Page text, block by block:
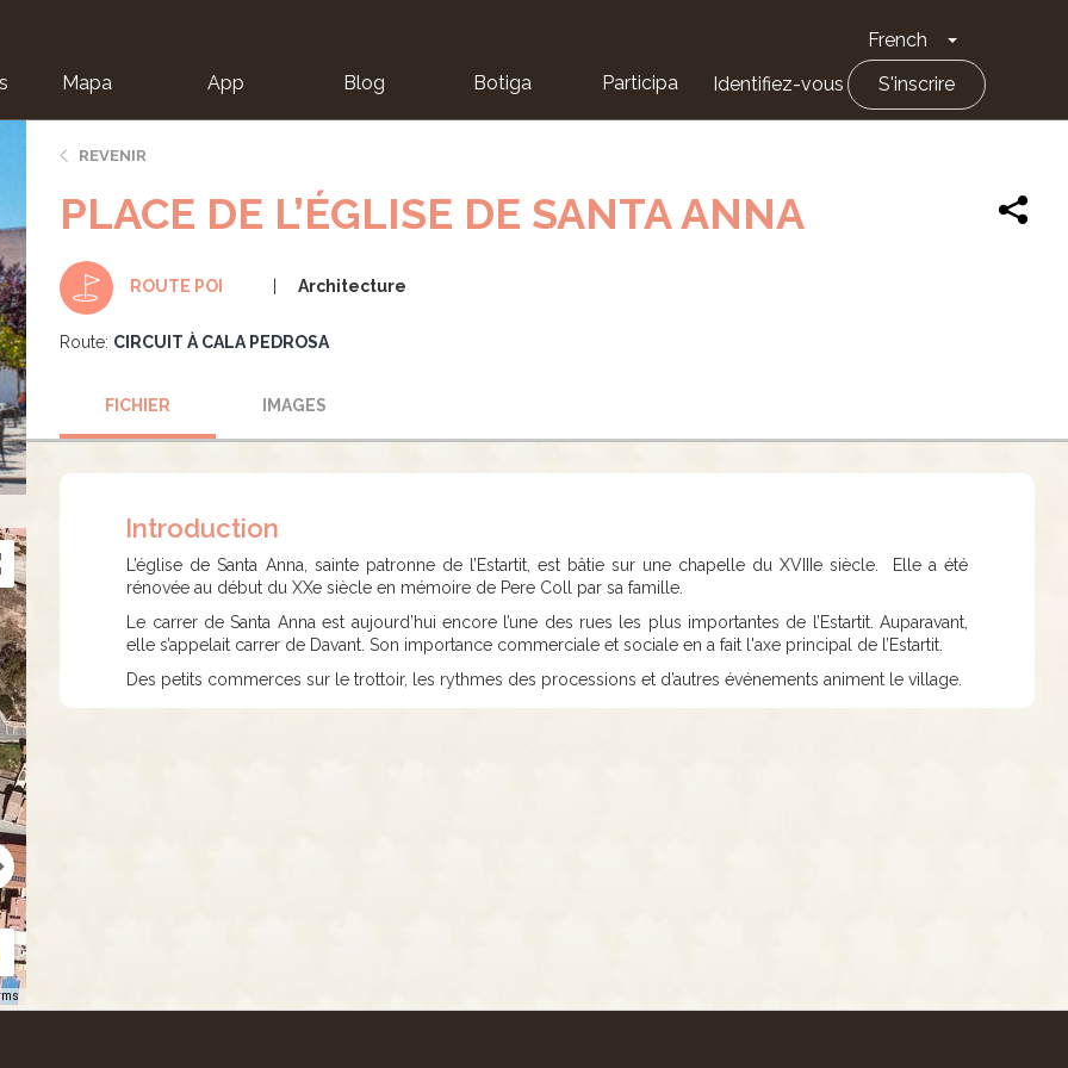
French Toggle
Mapa App Blog Botiga Participa Identifiez-vous S'inscrire
REVENIR
PLACE DE L’ÉGLISE DE SANTA ANNA
ROUTE POI Architecture
Route: CIRCUIT À CALA PEDROSA
FICHIER IMAGES
Introduction
L’église de Santa Anna, sainte patronne de l’Estartit, est bâtie sur une chapelle du XVIIIe siècle. Elle a été
rénovée au début du XXe siècle en mémoire de Pere Coll par sa famille.
Le carrer de Santa Anna est aujourd’hui encore l’une des rues les plus importantes de l’Estartit. Auparavant,
elle s’appelait carrer de Davant. Son importance commerciale et sociale en a fait l'axe principal de l’Estartit.
Des petits commerces sur le trottoir, les rythmes des processions et d’autres événements animent le village.